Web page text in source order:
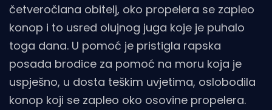
četveročlana obitelj, oko propelera se zapleo
konop i to usred olujnog juga koje je puhalo
toga dana. U pomoć je pristigla rapska
posada brodice za pomoć na moru koja je
uspješno, u dosta teškim uvjetima, oslobodila
konop koji se zapleo oko osovine propelera.